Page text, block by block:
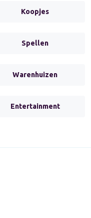
Koopjes
Spellen
Warenhuizen
Entertainment